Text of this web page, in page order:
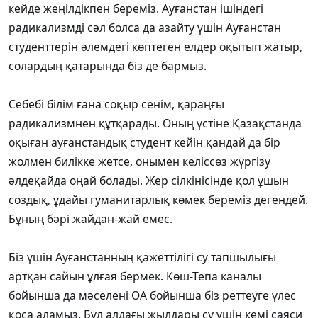
кейде жеңілдікпен береміз. Ауғанстан ішіндегі
радикализмді сәл болса да азайту үшін Ауғанстан
студенттерін әлемдегі көптеген елдер оқытып жатыр,
солардың қатарында біз де бармыз.
Себебі білім ғана соқыр сенім, қараңғы
радикализмнен құтқарады. Оның үстіне Қазақстанда
оқыған ауғанстандық студент кейін қандай да бір
жолмен билікке жетсе, онымен келіссөз жүргізу
әлдеқайда оңай болады. Жер сілкінісінде қол ұшын
создық, ұдайы гуманитарлық көмек береміз дегендей.
Бұның бәрі жайдан-жай емес.
Біз үшін Ауғанстанның қажеттілігі су тапшылығы
артқан сайын ұлғая бермек. Көш-Тепа каналы
бойынша да мәселені ОА бойынша біз реттеуге үлес
қоса аламыз. Бұл алдағы жылдары су үшін кемі саяси